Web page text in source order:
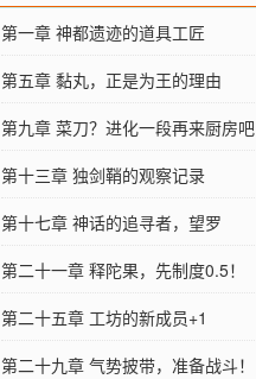
第一章 神都遗迹的道具工匠
第五章 黏丸，正是为王的理由
第九章 菜刀？进化一段再来厨房吧
第十三章 独剑鞘的观察记录
第十七章 神话的追寻者，望罗
第二十一章 释陀果，先制度0.5！
第二十五章 工坊的新成员+1
第二十九章 气势披带，准备战斗！